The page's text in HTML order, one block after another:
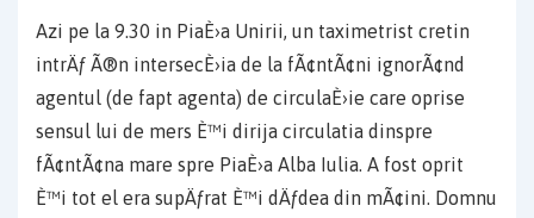
Azi pe la 9.30 in PiaÈ›a Unirii, un taximetrist cretin
intrÄƒ Ã®n intersecÈ›ia de la fÃ¢ntÃ¢ni ignorÃ¢nd
agentul (de fapt agenta) de circulaÈ›ie care oprise
sensul lui de mers È™i dirija circulatia dinspre
fÃ¢ntÃ¢na mare spre PiaÈ›a Alba Iulia. A fost oprit
È™i tot el era supÄƒrat È™i dÄƒdea din mÃ¢ini. Domnu